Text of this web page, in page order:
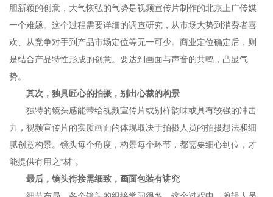
胆新颖的创意，大气恢弘的气势是视频宣传片制作的北京上广传媒
一个难题。这个过程需要详细的调查研究，从市场大势到消费者喜
欢、从竞争对手到产品市场定位等无一可少。商业定位确定后，则
是结合产品特性形成的创意。要达到画面与声音的共鸣，凸显气
势。
其次，独具匠心的拍摄，别出心裁的构景
独特的镜头感能带给视频宣传片或别样韵味或具有较强的冲击
力，视频宣传片的实质画面的体现取决于拍摄人员的拍摄想法和细
腻创意构景。镜头每个角度，构景每个环节，都需要细心到位，才
能提供有用之“材”。
最后，镜头衔接需细致，画面包装有讲究